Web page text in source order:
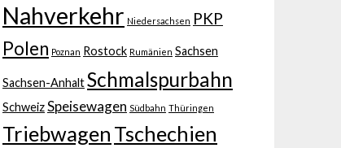
Nahverkehr Niedersachsen PKP
Polen Poznan Rostock Rumänien Sachsen
Sachsen-AnhaltSchmalspurbahn
SchweizSpeisewagen Südbahn Thüringen
Triebwagen Tschechien